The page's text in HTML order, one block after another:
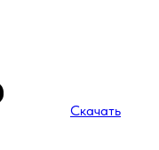
Скачать